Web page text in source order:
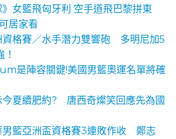
女籃飛匈牙利 空手道飛巴黎拼東
居家看
資格賽／水手潛力雙響砲 多明尼加5
是陣容關鍵!美國男籃奧運名單將確
今夏續肥約? 唐西奇燦笑回應先為國
男籃亞洲盃資格賽3連敗作收 鄭志